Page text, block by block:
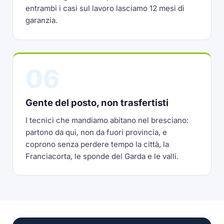
entrambi i casi sul lavoro lasciamo 12 mesi di
garanzia.
Gente del posto, non trasfertisti
I tecnici che mandiamo abitano nel bresciano:
partono da qui, non da fuori provincia, e
coprono senza perdere tempo la città, la
Franciacorta, le sponde del Garda e le valli.